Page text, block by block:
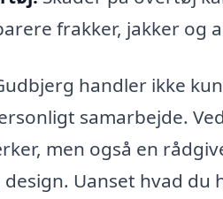
frakker, jakker
handler ikke
samarbejde.
men også en
Uanset hvad du